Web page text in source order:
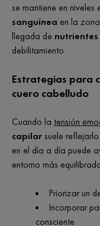
se mantiene en
sanguínea en la
llegada de nutrientes
debilitamiento.
Estrategias para
cuero cabelludo
Cuando la tensión
capilarsuele
en el día a día puede
entorno más
Priorizar un
Incorporar
consciente